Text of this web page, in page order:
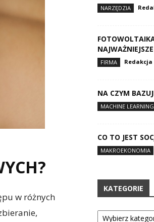
w różnych
NARZĘDZIA
FIRMA
NA CZYM
MACHINE LEARNING
CO TO JEST
MAKROEKONOMIA
KATEGORIE
Kategorie